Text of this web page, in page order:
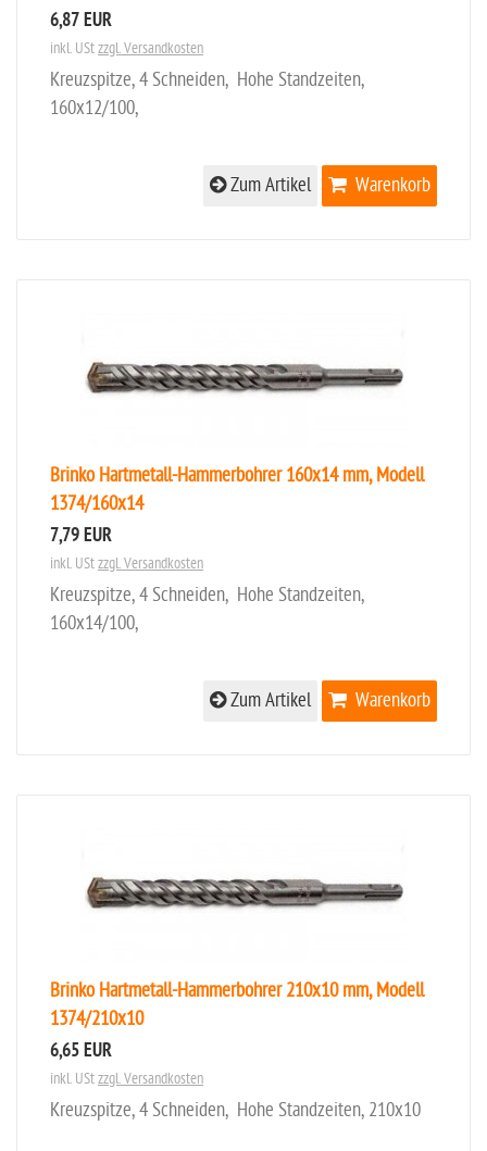
6,87 EUR
inkl. UStzzgl. Versandkosten
Kreuzspitze, 4 Schneiden, Hohe Standzeiten,
160x12/100,
Warenkorb
Zum Artikel
Brinko Hartmetall-Hammerbohrer 160x14 mm, Modell
1374/160x14
7,79 EUR
inkl. UStzzgl. Versandkosten
Kreuzspitze, 4 Schneiden, Hohe Standzeiten,
160x14/100,
Warenkorb
Zum Artikel
Brinko Hartmetall-Hammerbohrer 210x10 mm, Modell
1374/210x10
6,65 EUR
inkl. UStzzgl. Versandkosten
Kreuzspitze, 4 Schneiden, Hohe Standzeiten, 210x10